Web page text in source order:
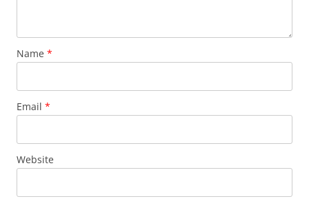
Name *
Email *
Website